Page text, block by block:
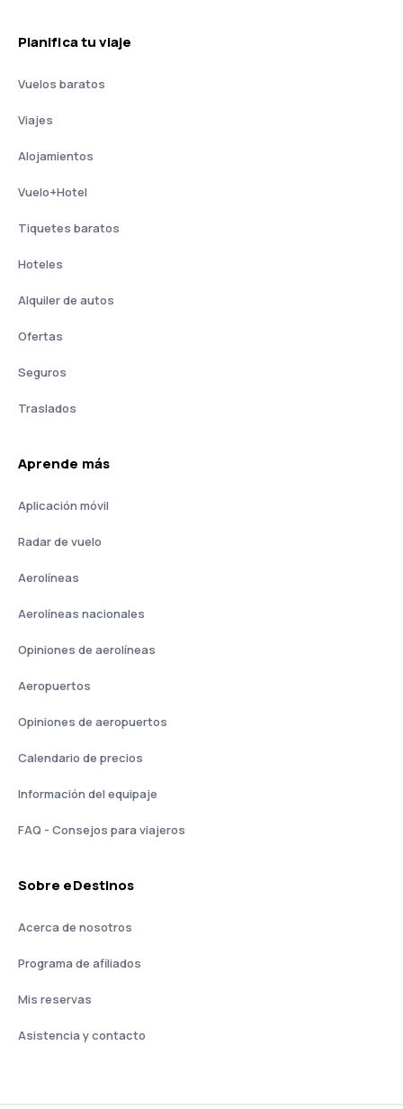
Planifica tu viaje
Vuelos baratos
Viajes
Alojamientos
Vuelo+Hotel
Tiquetes baratos
Hoteles
Alquiler de autos
Ofertas
Seguros
Traslados
Aprende más
Aplicación móvil
Radar de vuelo
Aerolíneas
Aerolíneas nacionales
Opiniones de aerolíneas
Aeropuertos
Opiniones de aeropuertos
Calendario de precios
Información del equipaje
FAQ - Consejos para viajeros
Sobre eDestinos
Acerca de nosotros
Programa de afiliados
Mis reservas
Asistencia y contacto